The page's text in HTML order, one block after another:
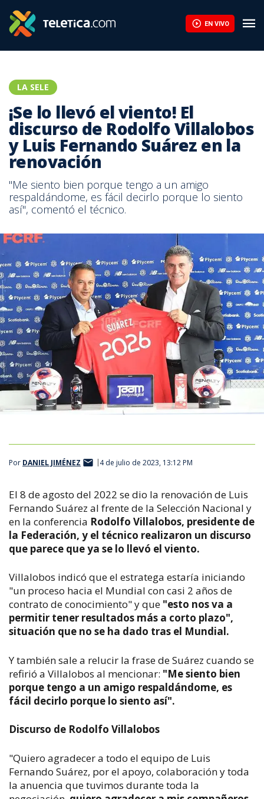
EN VIVO
LA SELE
¡Se lo llevó el viento! El
discurso de Rodolfo Villalobos
y Luis Fernando Suárez en la
renovación
"Me siento bien porque tengo a un amigo
respaldándome, es fácil decirlo porque lo siento
así", comentó el técnico.
Por DANIEL JIMÉNEZ 4 de julio de 2023, 13:12 PM
El 8 de agosto del 2022 se dio la renovación de Luis
Fernando Suárez al frente de la Selección Nacional y
en la conferencia Rodolfo Villalobos, presidente de
la Federación, y el técnico realizaron un discurso
que parece que ya se lo llevó el viento.
Villalobos indicó que el estratega estaría iniciando
"un proceso hacia el Mundial con casi 2 años de
contrato de conocimiento" y que "esto nos va a
permitir tener resultados más a corto plazo",
situación que no se ha dado tras el Mundial.
Y también sale a relucir la frase de Suárez cuando se
refirió a Villalobos al mencionar: "Me siento bien
porque tengo a un amigo respaldándome, es
fácil decirlo porque lo siento así".
Discurso de Rodolfo Villalobos
"Quiero agradecer a todo el equipo de Luis
Fernando Suárez, por el apoyo, colaboración y toda
la anuencia que tuvimos durante toda la